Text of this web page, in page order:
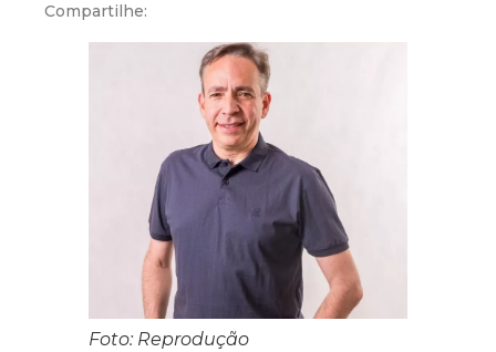
Compartilhe:
Foto: Reprodução